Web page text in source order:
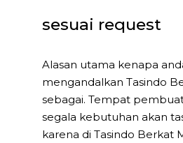
sesuai request
Alasan utama kenapa
mengandalkan Tasindo
sebagai. Tempat
segala kebutuhan akan
karena di Tasindo Berkat